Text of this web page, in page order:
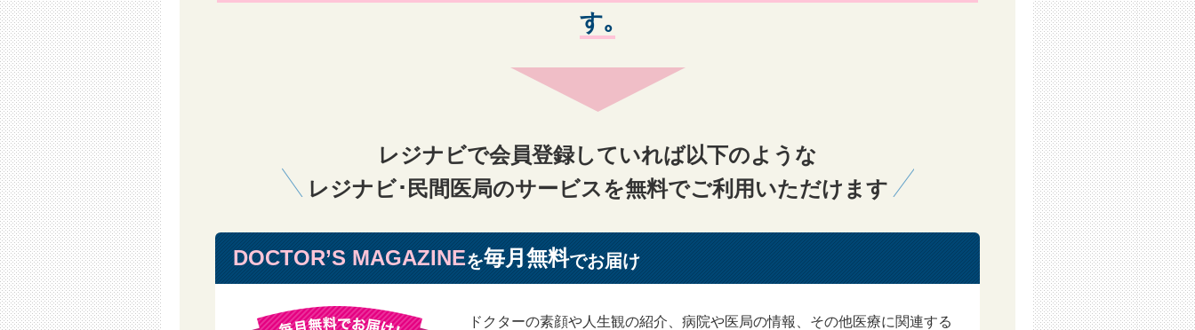
8 当社のサービスを通して入手した情報を、複製、販売、出版、その他私的利用の範囲を超えて使用する行為
1 会員が退会を希望する場合は、お問い合わせフォーム［https://www.doctor-agent.com/inquiry］よりご連絡いただき、いつでも退会できるもの
2 退会の手続きを完了した個人情報は全て抹消され、再度当社のサービスを利用する場合は新たに会員登録が必要となります。
4 当社が別途定める一定期間にご利用が一度もなかった場合、当該会員の了承を得ることなくサービス提供の停止または登録を抹消する事ができ
るものとします｡
1 当社は、次のいずれかに該当する会員につき、事前に通知することなく、サービスの全部または一部の利用を一時中止、または会員から除名す
す｡
レジナビで会員登録していれば以下のような
レジナビ･民間医局のサービスを無料でご利用いただけます
DOCTOR’S MAGAZINEを毎月無料でお届け
ドクターの素顔や人生観の紹介、病院や医局の情報、その他医療に関連する